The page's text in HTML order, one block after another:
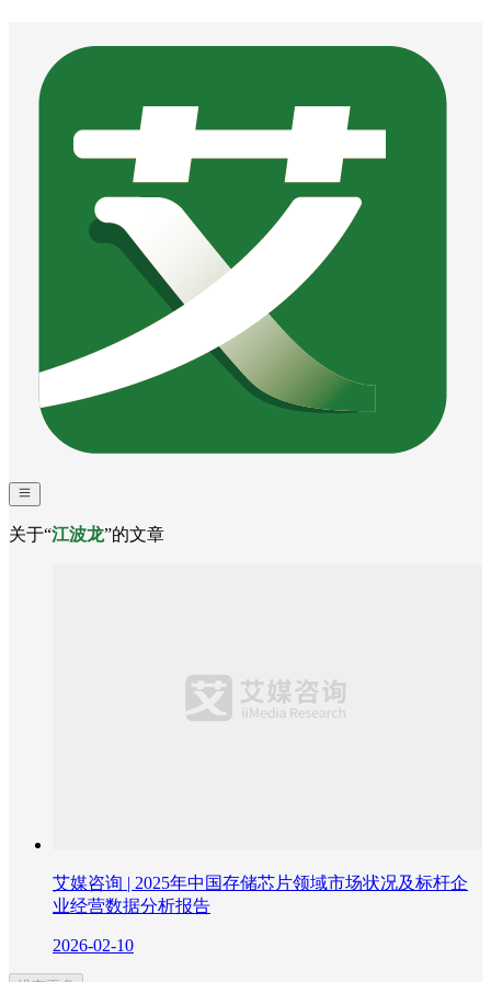
关于“江波龙”的文章
艾媒咨询 | 2025年中国存储芯片领域市场状况及标杆企
业经营数据分析报告
2026-02-10